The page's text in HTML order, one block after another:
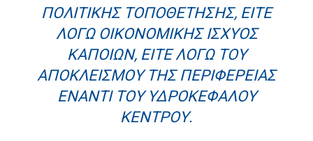
ΠΟΛΙΤΙΚΉΣ ΤΟΠΟΘΈΤΗΣΗΣ, ΕΊΤΕ
ΛΌΓΩ ΟΙΚΟΝΟΜΙΚΉΣ ΙΣΧΎΟΣ
ΚΆΠΟΙΩΝ, ΕΊΤΕ ΛΌΓΩ ΤΟΥ
ΑΠΟΚΛΕΙΣΜΟΎ ΤΗΣ ΠΕΡΙΦΈΡΕΙΑΣ
ΈΝΑΝΤΙ ΤΟΥ ΥΔΡΟΚΈΦΑΛΟΥ
ΚΈΝΤΡΟΥ.